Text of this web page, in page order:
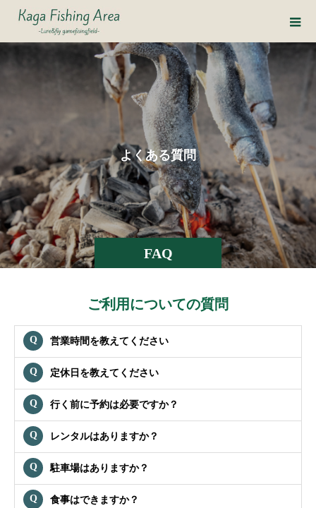
FAQ
よくある質問
ご利用についての質問
営業時間を教えてください
定休日を教えてください
行く前に予約は必要ですか？
レンタルはありますか？
駐車場はありますか？
食事はできますか？